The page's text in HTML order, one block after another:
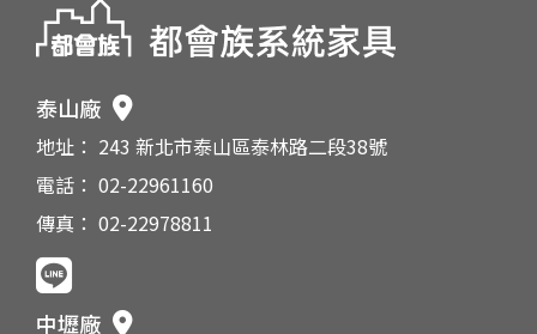
泰山廠
地址： 243 新北市泰山區泰林路二段38號
電話： 02-22961160
傳真： 02-22978811
中壢廠